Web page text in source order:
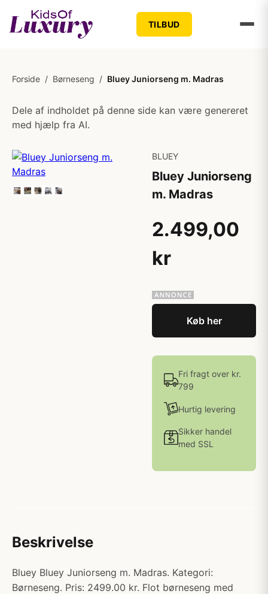
TILBUD
Forside / Børneseng / Bluey Juniorseng m. Madras
Dele af indholdet på denne side kan være genereret
med hjælp fra AI.
BLUEY
Bluey Juniorseng
m. Madras
2.499,00
kr
Køb her
Fri fragt over kr.
799
Hurtig levering
Sikker handel
med SSL
Beskrivelse
Bluey Bluey Juniorseng m. Madras. Kategori:
Børneseng. Pris: 2499.00 kr. Flot børneseng med